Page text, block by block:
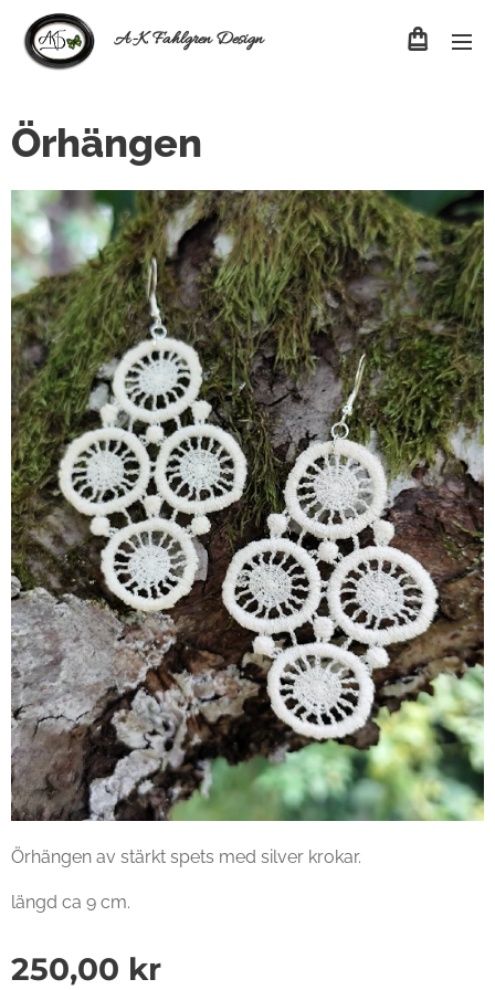
A-K Fahlgren Design
Örhängen
Örhängen av stärkt spets med silver krokar.
längd ca 9 cm.
250,00 kr